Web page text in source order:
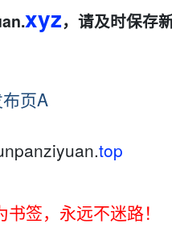
排序：回帖
子书 BD
xyz，请及时保存
页A
top
签，永远不迷路！